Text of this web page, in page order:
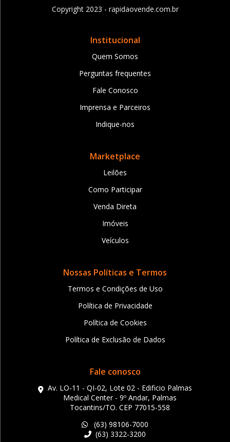
Copyright 2023 - rapidaovende.com.br
Institucional
Quem Somos
Perguntas frequentes
Fale Conosco
Imprensa e Parceiros
Indique-nos
Marketplace
Leilões
Como Participar
Venda Direta
Imóveis
Veículos
Nossas Políticas e Termos
Termos e Condições de Uso
Política de Privacidade
Política de Cookies
Política de Exclusão de Dados
Fale conosco
Av. LO-11 - QI-02, Lote 02 - Edificio Palmas
Medical Center - 9º Andar, Palmas
Tocantins/TO. CEP 77015-558
(63) 98106-7000
(63) 3322-3200